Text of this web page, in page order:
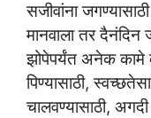
सजीवांना
मानवाला तर दैनंदिन
झोपेपर्यंत अनेक कामे
पिण्यासाठी,
चालवण्यासाठी,